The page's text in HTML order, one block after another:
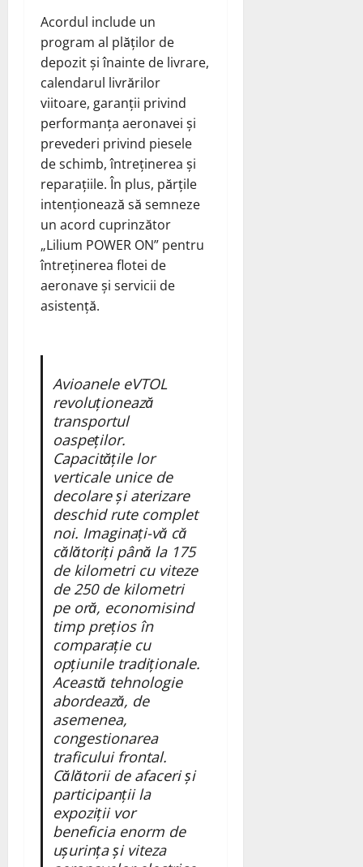
Acordul include un
program al plăților de
depozit și înainte de livrare,
calendarul livrărilor
viitoare, garanții privind
performanța aeronavei și
prevederi privind piesele
de schimb, întreținerea și
reparațiile. În plus, părțile
intenționează să semneze
un acord cuprinzător
„Lilium POWER ON” pentru
întreținerea flotei de
aeronave și servicii de
asistență.
Avioanele eVTOL
revoluționează
transportul
oaspeților.
Capacitățile lor
verticale unice de
decolare și aterizare
deschid rute complet
noi. Imaginați-vă că
călătoriți până la 175
de kilometri cu viteze
de 250 de kilometri
pe oră, economisind
timp prețios în
comparație cu
opțiunile tradiționale.
Această tehnologie
abordează, de
asemenea,
congestionarea
traficului frontal.
Călătorii de afaceri și
participanții la
expoziții vor
beneficia enorm de
ușurința și viteza